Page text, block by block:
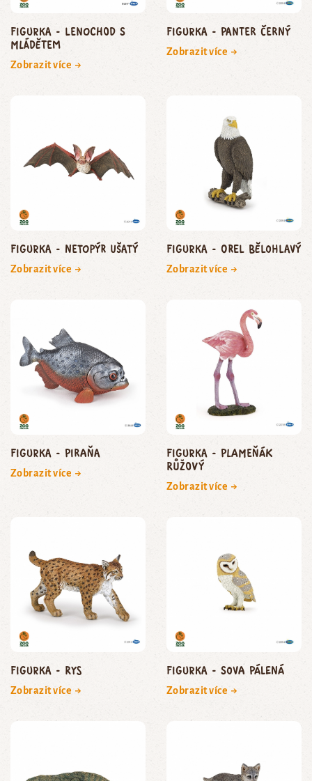
Figurka - lenochod s
mládětem
Zobrazit více →
Figurka - panter černý
Zobrazit více →
Figurka - netopýr ušatý
Zobrazit více →
Figurka - orel bělohlavý
Zobrazit více →
Figurka - piraňa
Zobrazit více →
Figurka - plameňák
růžový
Zobrazit více →
Figurka - rys
Zobrazit více →
Figurka - sova pálená
Zobrazit více →